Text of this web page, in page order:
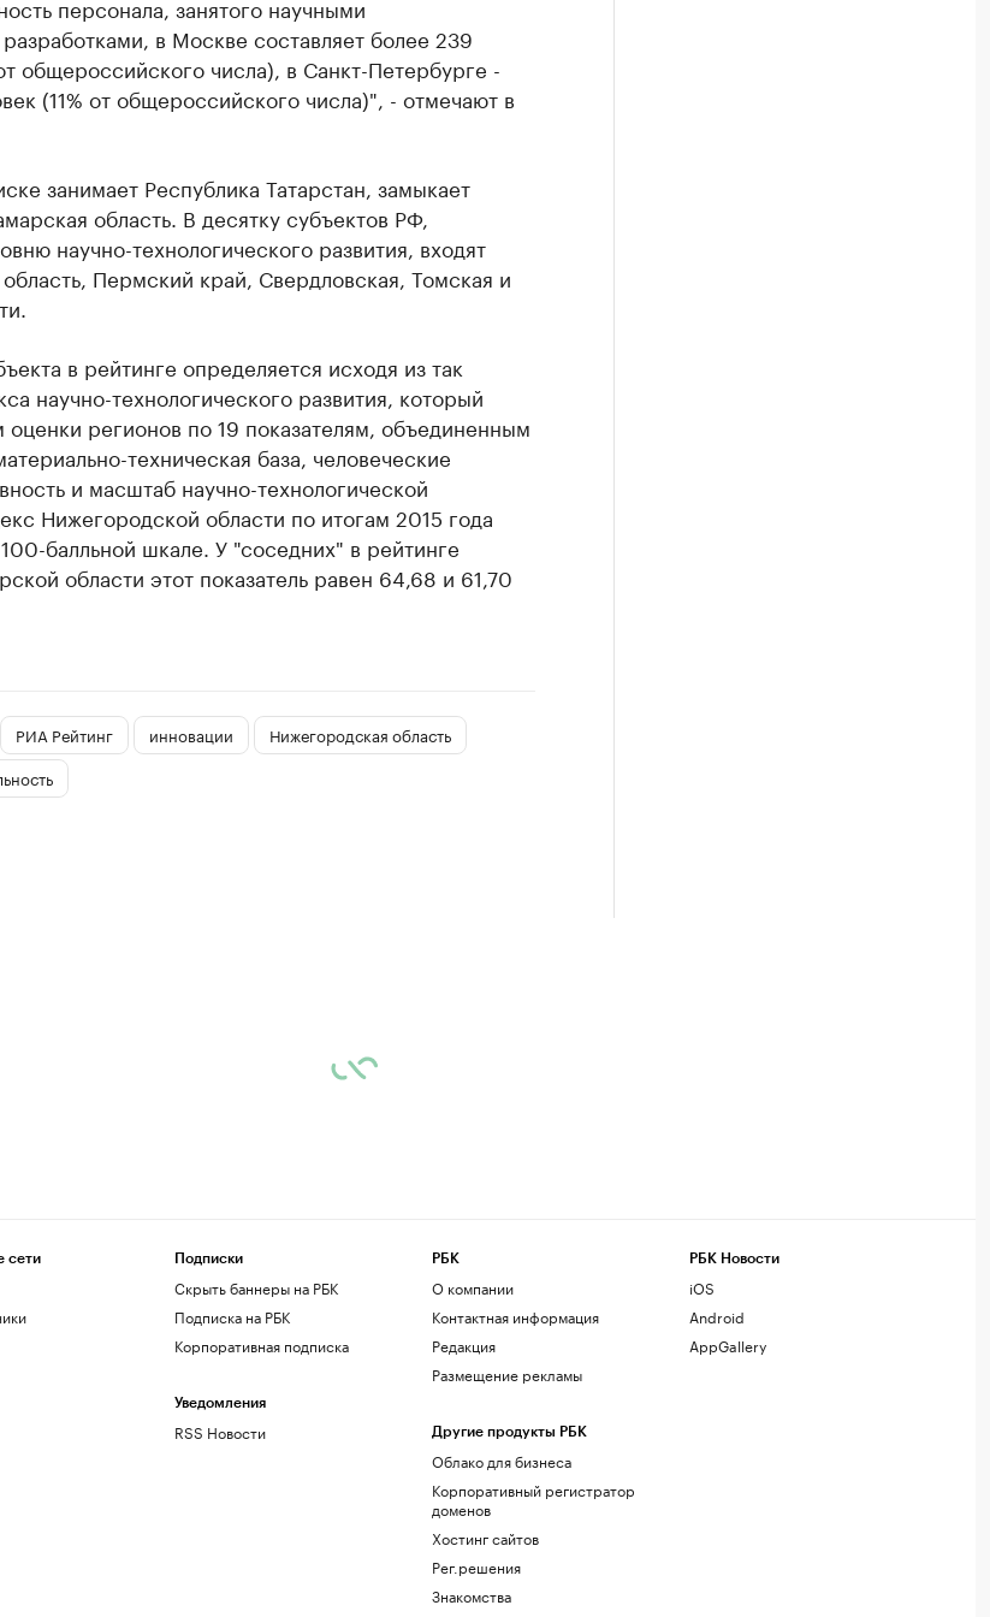
персонала, занятого научными
в Москве составляет более 239
общероссийского числа), в Санкт-Петербурге -
(11% от общероссийского числа)", - отмечают в
занимает Республика Татарстан, замыкает
область. В десятку субъектов РФ,
научно-технологического развития, входят
Пермский край, Свердловская, Томская и
в рейтинге определяется исходя из так
научно-технологического развития, который
оценки регионов по 19 показателям, объединенным
техническая база, человеческие
и масштаб научно-технологической
Нижегородской области по итогам 2015 года
балльной шкале. У "соседних" в рейтинге
области этот показатель равен 64,68 и 61,70
РИА Рейтинг инновации
Нижегородская область
сети Подписки
Скрыть баннеры на РБК
Подписка на РБК
Корпоративная подписка
Уведомления
RSS Новости
РБК
О компании
Контактная информация
Редакция
Размещение рекламы
Другие продукты РБК
Облако для бизнеса
Корпоративный регистратор
доменов
Хостинг сайтов
Рег.решения
Знакомства
РБК Новости
iOS
Android
AppGallery